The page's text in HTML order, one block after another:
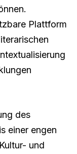
Plattform
des
einer engen
und